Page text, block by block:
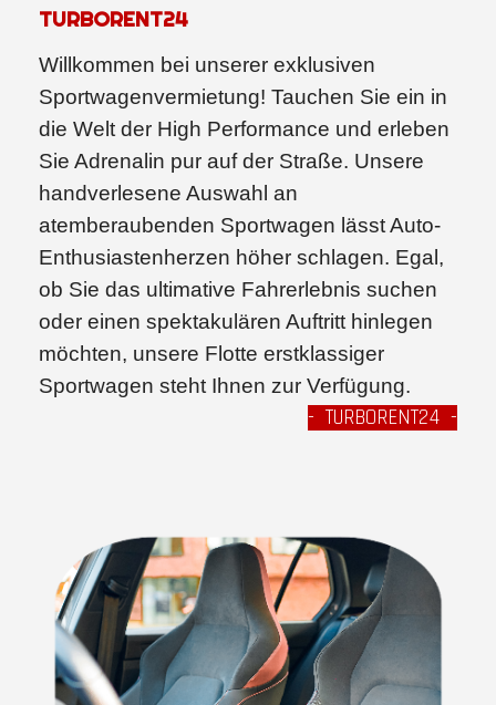
TURBORENT24
Willkommen bei unserer exklusiven
Sportwagenvermietung! Tauchen Sie ein in
die Welt der High Performance und erleben
Sie Adrenalin pur auf der Straße. Unsere
handverlesene Auswahl an
atemberaubenden Sportwagen lässt Auto-
Enthusiastenherzen höher schlagen. Egal,
ob Sie das ultimative Fahrerlebnis suchen
oder einen spektakulären Auftritt hinlegen
möchten, unsere Flotte erstklassiger
Sportwagen steht Ihnen zur Verfügung.
- TURBORENT24 -